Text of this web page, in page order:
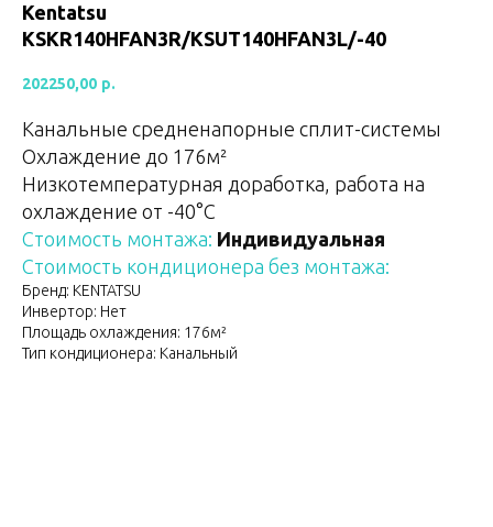
Kentatsu
KSKR140HFAN3R/KSUT140HFAN3L/-40
202250,00 р.
Канальные средненапорные сплит-системы
Охлаждение до 176м²
Низкотемпературная доработка, работа на
охлаждение от -40°С
Стоимость монтажа: Индивидуальная
Стоимость кондиционера без монтажа:
Бренд: KENTATSU
Инвертор: Нет
Площадь охлаждения: 176м²
Тип кондиционера: Канальный